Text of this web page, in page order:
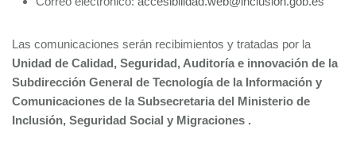
Las comunicaciones serán recibimientos y tratadas por la
Unidad de Calidad, Seguridad, Auditoría e innovación de la
Subdirección General de Tecnología de la Información y
Comunicaciones de la Subsecretaria del Ministerio de
Inclusión, Seguridad Social y Migraciones .